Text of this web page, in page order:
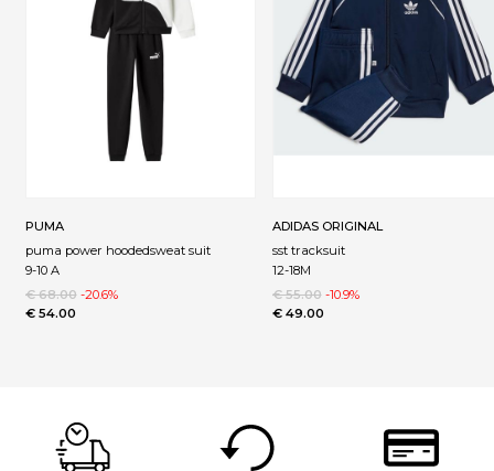
PUMA
puma power hoodedsweat suit
9-10 A
€ 68.00 -20.6%
€ 54.00
ADIDAS ORIGINAL
sst tracksuit
12-18M
€ 55.00 -10.9%
€ 49.00